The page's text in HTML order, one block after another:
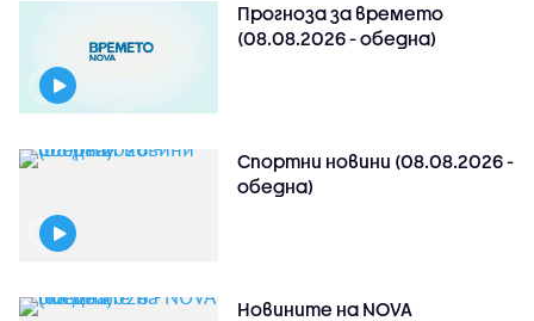
Прогноза за времето
(08.08.2026 - обедна)
Спортни новини (08.08.2026 -
обедна)
Новините на NOVA